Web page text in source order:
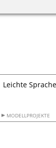
Leichte Sprache
MODELLPROJEKTE